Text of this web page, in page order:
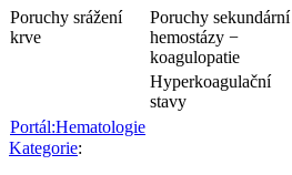
Poruchy srážení
krve
Poruchy sekundární
hemostázy −
koagulopatie
Hyperkoagulační
stavy
Portál:Hematologie
Kategorie: